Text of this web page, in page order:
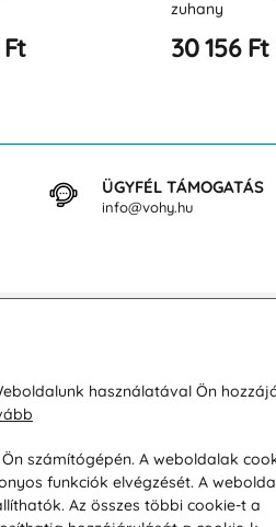
32 339 Ft
ÜGYFÉL TÁMOGATÁS
info@vohy.hu
Társaságról
Magánélet
Tanácsadó iroda
használatával Ön
számítógépén. A weboldalak
funkciók elvégzését. A
Az összes többi cookie-t a